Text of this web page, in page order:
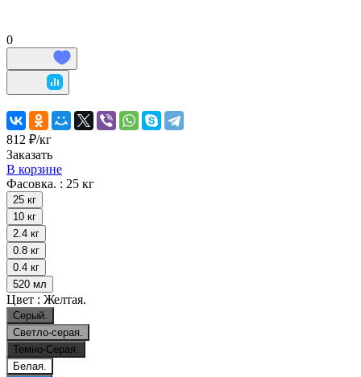
0
812 ₽/кг
Заказать
В корзине
Фасовка. : 25 кг
25 кг
10 кг
2.4 кг
0.8 кг
0.4 кг
520 мл
Цвет : Желтая.
Серый.
Светло-серая.
Темно-Серая.
Белая.